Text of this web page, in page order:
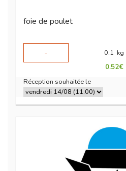
foie de poulet
-
0.1 kg
0.52€
Réception souhaitée le